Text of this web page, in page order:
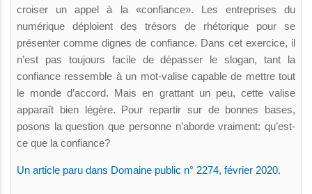
croiser un appel à la «confiance». Les entreprises du
numérique déploient des trésors de rhétorique pour se
présenter comme dignes de confiance. Dans cet exercice, il
n’est pas toujours facile de dépasser le slogan, tant la
confiance ressemble à un mot-valise capable de mettre tout
le monde d’accord. Mais en grattant un peu, cette valise
apparaît bien légère. Pour repartir sur de bonnes bases,
posons la question que personne n’aborde vraiment: qu’est-
ce que la confiance?
Un article paru dans Domaine public n° 2274, février 2020.